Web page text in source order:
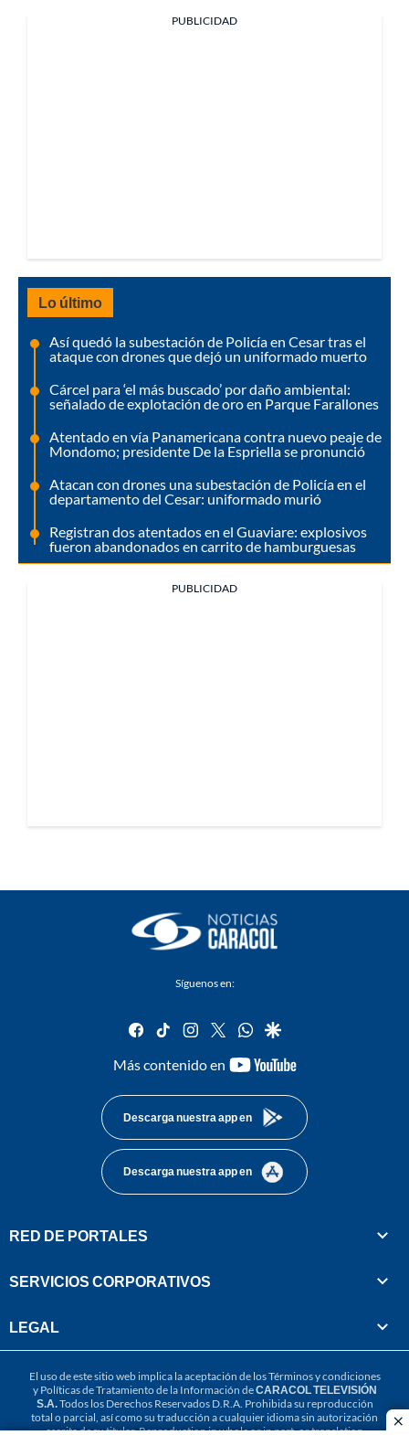
PUBLICIDAD
Lo último
Así quedó la subestación de Policía en Cesar tras el
ataque con drones que dejó un uniformado muerto
Cárcel para ‘el más buscado’ por daño ambiental:
señalado de explotación de oro en Parque Farallones
Atentado en vía Panamericana contra nuevo peaje de
Mondomo; presidente De la Espriella se pronunció
Atacan con drones una subestación de Policía en el
departamento del Cesar: uniformado murió
Registran dos atentados en el Guaviare: explosivos
fueron abandonados en carrito de hamburguesas
PUBLICIDAD
Síguenos en:
facebook
tiktok instagram
twitterwhatsapp
google
Más contenido en
youtube-
Descarga nuestra app en
Descarga nuestra app en
RED DE PORTALES
SERVICIOS CORPORATIVOS
LEGAL
El uso de este sitio web implica la aceptación de losTérminos y condiciones
y Políticas de Tratamiento de la Información deCARACOL TELEVISIÓN
S.A.Todos los Derechos Reservados D.R.A. Prohibida su reproducción
total o parcial, así como su traducción a cualquier idioma sin autorización
escrita de su titular. Reproduction in whole or in part, or translation